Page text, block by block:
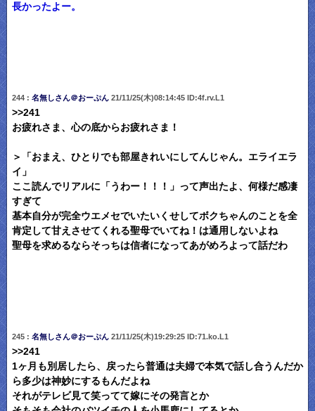
長かったよー。
244 : 名無しさん＠おーぷん21/11/25(木)08:14:45 ID:4f.rv.L1
>>241
お疲れさま、心の底からお疲れさま！
＞「おまえ、ひとりでも部屋きれいにしてんじゃん。エライエラ
イ」
ここ読んでリアルに「うわー！！！」って声出たよ、何様だ感凄
すぎて
基本自分が完全ウエメセでいたいくせしてボクちゃんのことを全
肯定して甘えさせてくれる聖母でいてね！は通用しないよね
聖母を求めるならそっちは信者になってあがめろよって話だわ
245 : 名無しさん＠おーぷん21/11/25(木)19:29:25 ID:71.ko.L1
>>241
1ヶ月も別居したら、戻ったら普通は夫婦で本気で話し合うんだか
ら多少は神妙にするもんだよね
それがテレビ見て笑ってて嫁にその発言とか